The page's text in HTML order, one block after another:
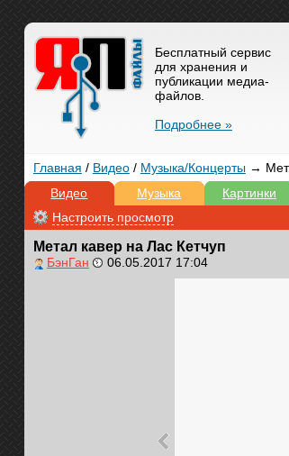
Бесплатный сервис
для хранения и
публикации медиа-
файлов.
Подробнее »
Главная / Видео/ Музыка/Концерты→
Видео
Музыка Картинки
Настроить просмотр
Метал кавер на Лас Кетчуп
БэнГан 06.05.2017 17:04